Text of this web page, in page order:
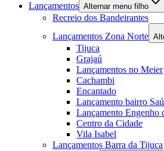
Lançamentos Alternar menu filho
Recreio dos Bandeirantes
Lançamentos Zona Norte
Tijuca
Grajaú
Lançamentos no Meier
Cachambi
Encantado
Lançamento bairro
Lançamento Engenho
Centro da Cidade
Vila Isabel
Lançamentos Barra da Tijuca